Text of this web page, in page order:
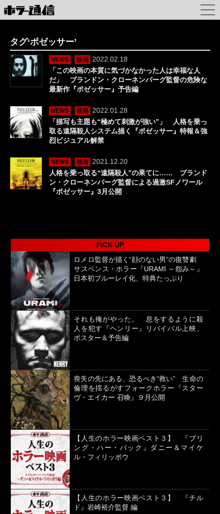
タグ‘ポゼッサー’
NEWS 映画
2022.02.18
「この映画の本質に気づかなかった人は幸福な人
だ」 ブランドン・クローネンバーグ監督の危険な
最新作『ポゼッサー』予告編
NEWS 映画
2022.01.28
「描写も主題も“極めて刺激が強い”」 人格を乗っ
取る遠隔殺人システム描く『ポゼッサー』特報＆強
烈ビジュアル解禁
NEWS 映画
2021.12.20
人格を乗っ取る“遠隔殺人”の果てに…… ブランド
ン・クローネンバーグ監督による過激SFノワール
『ポゼッサー』3月公開
PICK UP
ロメロ監督が描く“顔のない男”の復讐劇
サスペンス・ホラー『URAMI ～怨み～』
日本初ブルーレイ化、特典たっぷり
それも俺がやった。 息をするように殺
人を犯す『ヘンリー』リバイバル上映、
ポスター＆予告編
喪失の先にある、恐るべき“救い” 生命の
倫理を揺るがすフォークホラー『スター
ヴ・エイカー 召喚』９月公開
【人生のホラー映画ベスト３】 『ブリ
ング・ハー・バック』ダニー＆マイケ
ル・フィリッポウ
【人生のホラー映画ベスト３】 『チル
ド』岩崎裕介監督 編